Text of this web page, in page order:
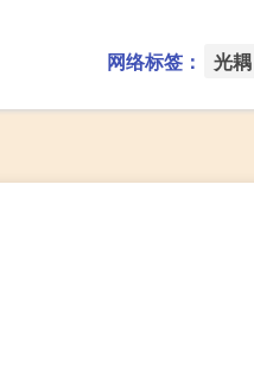
网络标签： 光耦